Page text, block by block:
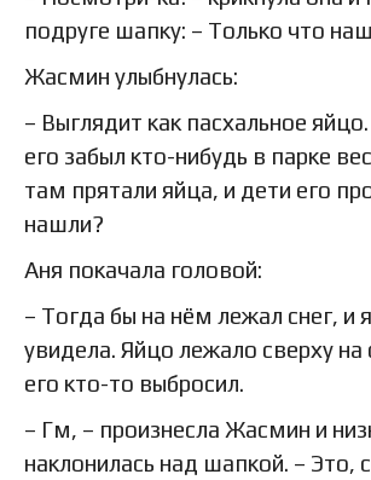
подруге шапку: – Только что
Жасмин улыбнулась:
– Выглядит как пасхальное
его забыл кто-нибудь в парке
там прятали яйца, и дети его
нашли?
Аня покачала головой:
– Тогда бы на нём лежал снег, и
увидела. Яйцо лежало сверху на
его кто-то выбросил.
– Гм, – произнесла Жасмин и
наклонилась над шапкой. – Это,